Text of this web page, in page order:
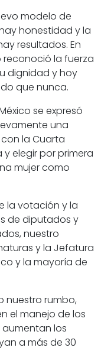
modelo de
honestidad y la
resultados. En
reconoció la fuerza
dignidad y hoy
que nunca.
se expresó
una
la Cuarta
elegir por primera
mujer como
la votación y la
de diputados y
nuestro
y la Jefatura
y la mayoría de
nuestro rumbo,
el manejo de los
los
a más de 30